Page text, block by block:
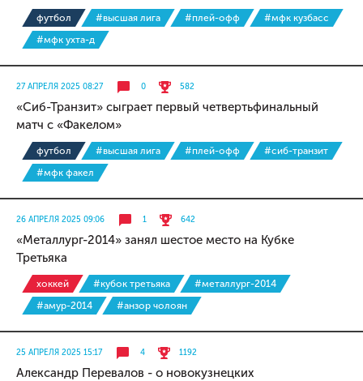
футбол #высшая лига #плей-офф
#мфк кузбасс
#мфк ухта-д
27 АПРЕЛЯ 2025 08:27 0 582
«Сиб-Транзит» сыграет первый четвертьфинальный
матч с «Факелом»
футбол #высшая лига #плей-офф
#сиб-транзит
#мфк факел
26 АПРЕЛЯ 2025 09:06 1 642
«Металлург-2014» занял шестое место на Кубке
Третьяка
хоккей #кубок третьяка
#металлург-2014
#амур-2014
#анзор чолоян
25 АПРЕЛЯ 2025 15:17 4 1192
Александр Перевалов - о новокузнецких